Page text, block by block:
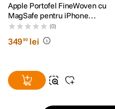
Apple Portofel FineWoven cu
MagSafe pentru iPhone
Moss
(0)
34990 lei